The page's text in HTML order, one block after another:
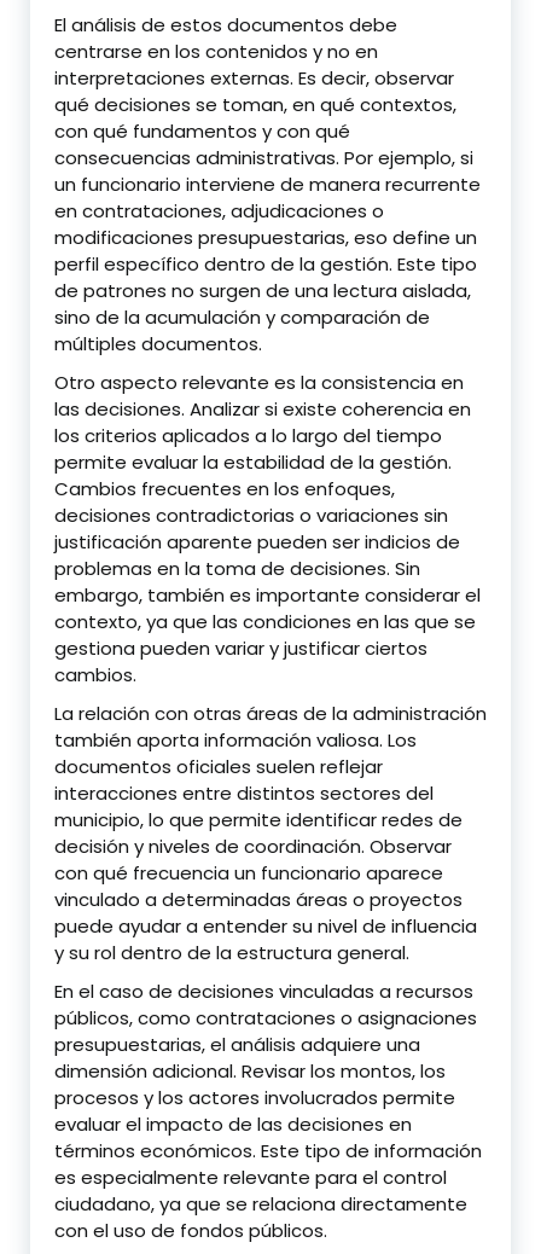
El análisis de estos documentos debe
centrarse en los contenidos y no en
interpretaciones externas. Es decir, observar
qué decisiones se toman, en qué contextos,
con qué fundamentos y con qué
consecuencias administrativas. Por ejemplo, si
un funcionario interviene de manera recurrente
en contrataciones, adjudicaciones o
modificaciones presupuestarias, eso define un
perfil específico dentro de la gestión. Este tipo
de patrones no surgen de una lectura aislada,
sino de la acumulación y comparación de
múltiples documentos.
Otro aspecto relevante es la consistencia en
las decisiones. Analizar si existe coherencia en
los criterios aplicados a lo largo del tiempo
permite evaluar la estabilidad de la gestión.
Cambios frecuentes en los enfoques,
decisiones contradictorias o variaciones sin
justificación aparente pueden ser indicios de
problemas en la toma de decisiones. Sin
embargo, también es importante considerar el
contexto, ya que las condiciones en las que se
gestiona pueden variar y justificar ciertos
cambios.
La relación con otras áreas de la administración
también aporta información valiosa. Los
documentos oficiales suelen reflejar
interacciones entre distintos sectores del
municipio, lo que permite identificar redes de
decisión y niveles de coordinación. Observar
con qué frecuencia un funcionario aparece
vinculado a determinadas áreas o proyectos
puede ayudar a entender su nivel de influencia
y su rol dentro de la estructura general.
En el caso de decisiones vinculadas a recursos
públicos, como contrataciones o asignaciones
presupuestarias, el análisis adquiere una
dimensión adicional. Revisar los montos, los
procesos y los actores involucrados permite
evaluar el impacto de las decisiones en
términos económicos. Este tipo de información
es especialmente relevante para el control
ciudadano, ya que se relaciona directamente
con el uso de fondos públicos.